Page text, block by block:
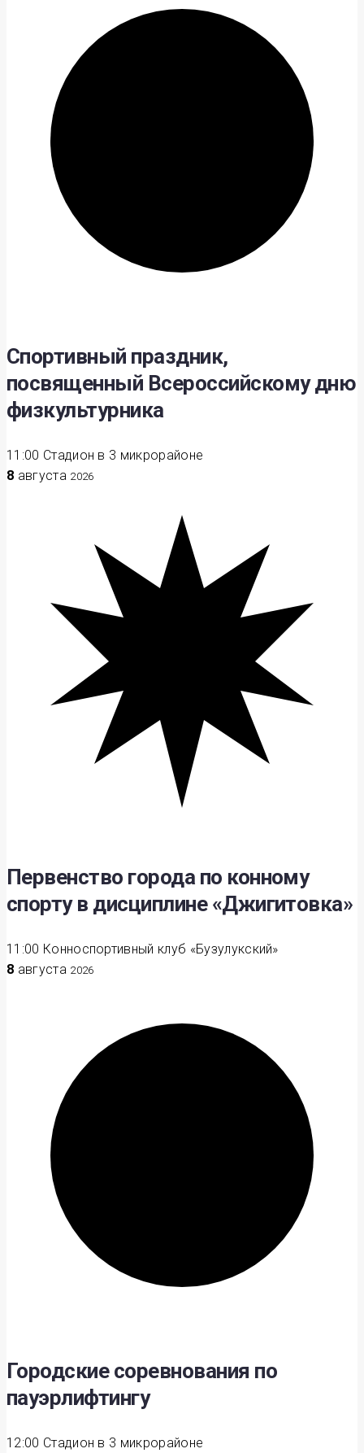
Спортивный праздник,
посвященный Всероссийскому дню
физкультурника
11:00 Стадион в 3 микрорайоне
8 августа 2026
Первенство города по конному
спорту в дисциплине «Джигитовка»
11:00 Конноспортивный клуб «Бузулукский»
8 августа 2026
Городские соревнования по
пауэрлифтингу
12:00 Стадион в 3 микрорайоне